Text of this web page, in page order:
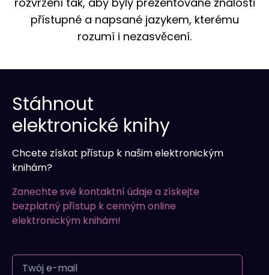
přístupné a napsané jazykem, kterému
rozumí i nezasvěcení.
Stáhnout
elektronické knihy
Chcete získat přístup k našim elektronickým
knihám?
Zanechte své kontaktní údaje a získejte
bezplatný přístup k cenným online
elektronickým knihám!